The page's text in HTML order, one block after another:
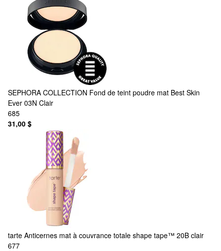
SEPHORA COLLECTION Fond de teint poudre mat Best Skin
Ever 03N Clair
685
31,00 $
tarte Anticernes mat à couvrance totale shape tape™ 20B clair
677